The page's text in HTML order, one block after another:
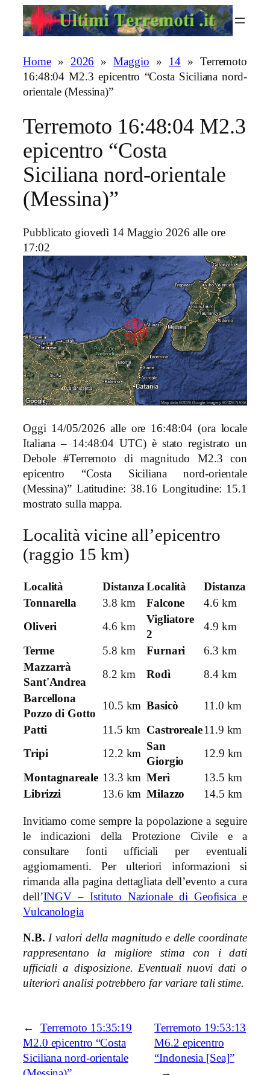
Home» 2026 »Maggio » 14» Terremoto
16:48:04 M2.3 epicentro “Costa Siciliana nord-
orientale (Messina)”
Terremoto 16:48:04 M2.3
epicentro “Costa
Siciliana nord-orientale
(Messina)”
Pubblicato giovedì 14 Maggio 2026 alle ore
17:02
Oggi 14/05/2026 alle ore 16:48:04 (ora locale
Italiana – 14:48:04 UTC) è stato registrato un
Debole #Terremoto di magnitudo M2.3 con
epicentro “Costa Siciliana nord-orientale
(Messina)” Latitudine: 38.16 Longitudine: 15.1
mostrato sulla mappa.
Località vicine all’epicentro
(raggio 15 km)
Località DistanzaLocalità
Distanza
Tonnarella
3.8 km Falcone
4.6 km
Oliveri
4.6 km
Vigliatore
2
4.9 km
Terme
5.8 km Furnari
6.3 km
Mazzarrà
Sant'Andrea
8.2 km Rodì
8.4 km
Barcellona
Pozzo di Gotto
10.5 km Basicò
11.0 km
Patti
11.5 km Castroreale11.9 km
Tripi
12.2 km
San
Giorgio
12.9 km
Montagnareale 13.3 km Merì
13.5 km
Librizzi
13.6 km Milazzo 14.5 km
Invitiamo come sempre la popolazione a seguire
le indicazioni della Protezione Civile e a
consultare fonti ufficiali per eventuali
aggiornamenti. Per ulteriori informazioni si
rimanda alla pagina dettagliata dell’evento a cura
dell’INGV – Istituto Nazionale di Geofisica e
Vulcanologia
N.B. I valori della magnitudo e delle coordinate
rappresentano la migliore stima con i dati
ufficiali a disposizione. Eventuali nuovi dati o
ulteriori analisi potrebbero far variare tali stime.
←
Terremoto 15:35:19
M2.0 epicentro “Costa
Siciliana nord-orientale
Terremoto 19:53:13
M6.2 epicentro
“Indonesia [Sea]”